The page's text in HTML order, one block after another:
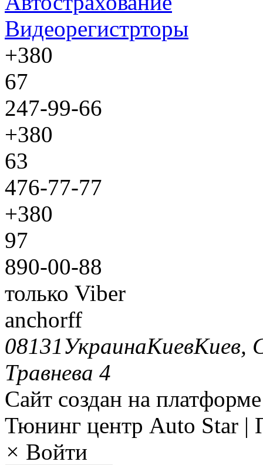
Видеорегистрторы
+380
67
247-99-66
+380
63
476-77-77
+380
97
890-00-88
только Viber
anchorff
08131УкраинаКиевКиев,
Травнева 4
Сайт создан на
Тюнинг центр Auto Star |
× Войти